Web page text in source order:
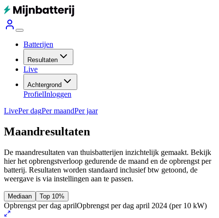
Batterijen
Resultaten
Live
Achtergrond
ProfielInloggen
LivePer dagPer maandPer jaar
Maandresultaten
De maandresultaten van thuisbatterijen inzichtelijk gemaakt. Bekijk
hier het opbrengstverloop gedurende de maand en de opbrengst per
batterij. Resultaten worden standaard inclusief btw getoond, de
weergave is via instellingen aan te passen.
Mediaan Top 10%
Opbrengst per dag aprilOpbrengst per dag april 2024 (per 10 kW)